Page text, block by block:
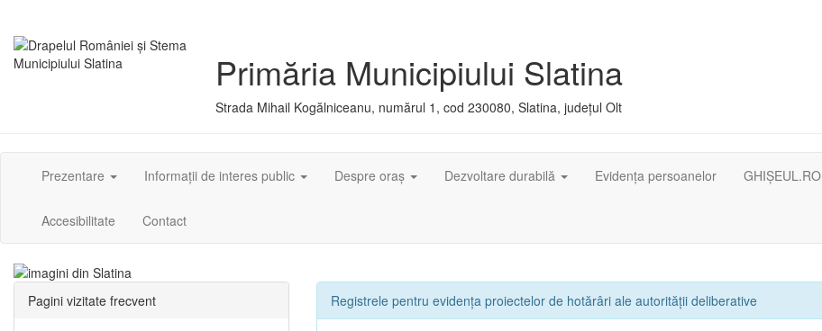
Primăria Municipiului Slatina
Strada Mihail Kogălniceanu, numărul 1, cod 230080, Slatina, județul Olt
Prezentare Informații de interes public Despre oraș Dezvoltare durabilă Evidența persoanelor GHIȘEUL.RO
Accesibilitate Contact
Registrele pentru evidența proiectelor de hotărâri ale autorității deliberative
Pagini vizitate frecvent